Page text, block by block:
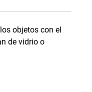
objetos con el
de vidrio o